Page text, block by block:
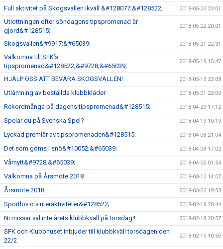
Full aktivitet på Skogsvallen ikväll &#128077;&#128522; 2018-05-23 23:01
Utlottningen efter söndagens tipspromenad är
gjord&#128515;
2018-05-22 20:01
Skogsvallen&#9917;&#65039; 2018-05-21 22:31
Välkomna till SFK’s
tipspromenad&#128522;&#9728;&#65039;
2018-05-19 15:47
HJÄLP OSS ATT BEVARA SKOGSVALLEN! 2018-05-13 22:08
Utlämning av beställda klubbkläder 2018-05-01 22:00
Rekordmånga på dagens tipspromenad&#128515; 2018-04-29 17:12
Spelar du på Svenska Spel? 2018-04-19 10:19
Lyckad premiär av tipspromenaden&#128515; 2018-04-08 21:04
Det som göms i snö&#10052;&#65039; 2018-04-08 17:02
Vårnytt&#9728;&#65039; 2018-04-06 01:54
Välkomna på Årsmöte 2018 2018-03-12 14:07
Årsmöte 2018 2018-03-02 19:53
Sportlov o vinteraktiviteter&#128522; 2018-02-19 20:44
Ni missar väl inte årets klubbkväll på torsdag!! 2018-02-18 20:57
SFK och Klubbhuset inbjuder till klubbkväll torsdagen den
22/2
2018-02-15 10:50